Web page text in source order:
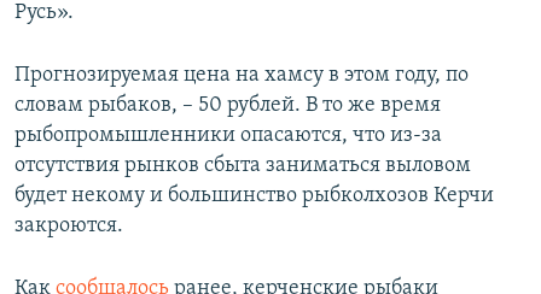
Русь».
Прогнозируемая цена на хамсу в этом году, по
словам рыбаков, – 50 рублей. В то же время
рыбопромышленники опасаются, что из-за
отсутствия рынков сбыта заниматься выловом
будет некому и большинство рыбколхозов Керчи
закроются.
Как сообщалось ранее, керченские рыбаки